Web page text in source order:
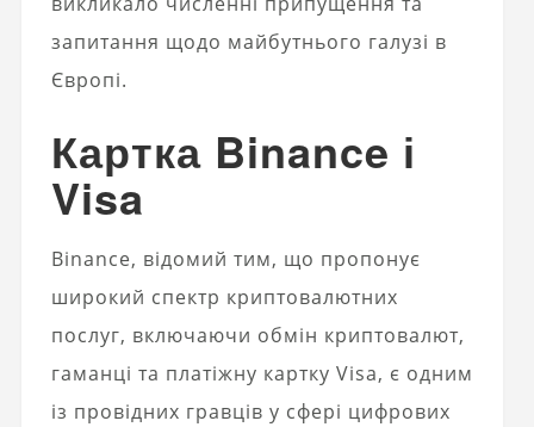
запитання щодо майбутнього галузі в
Європі.
Картка Binance і
Visa
Binance, відомий тим, що пропонує
широкий спектр криптовалютних
послуг, включаючи обмін криптовалют,
гаманці та платіжну картку Visa, є одним
із провідних гравців у сфері цифрових